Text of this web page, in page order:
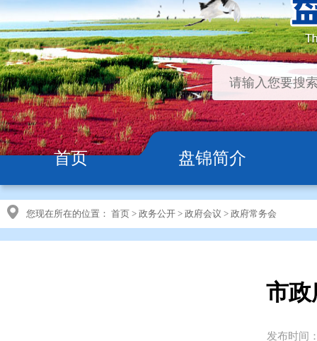
首页 盘锦简介
您现在所在的位置： 首页 > 政务公开 > 政府会议 > 政府常务会
市政
发布时间